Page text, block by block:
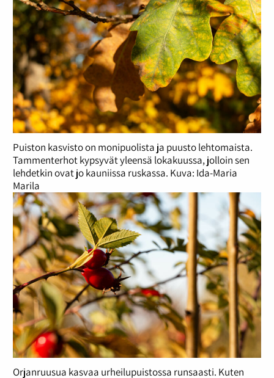
Puiston kasvisto on monipuolista ja puusto lehtomaista.
Tammenterhot kypsyvät yleensä lokakuussa, jolloin sen
lehdetkin ovat jo kauniissa ruskassa. Kuva: Ida-Maria
Marila
Orjanruusua kasvaa urheilupuistossa runsaasti. Kuten